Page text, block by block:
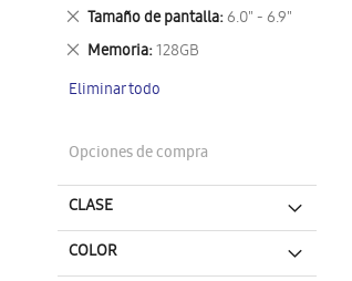
este
artículo
Tamaño de pantalla 6.0" - 6.9"
Eliminar
este
artículo
Memoria 128GB
Eliminar
artículo
Eliminar todo
Opciones de compra
CLASE
COLOR